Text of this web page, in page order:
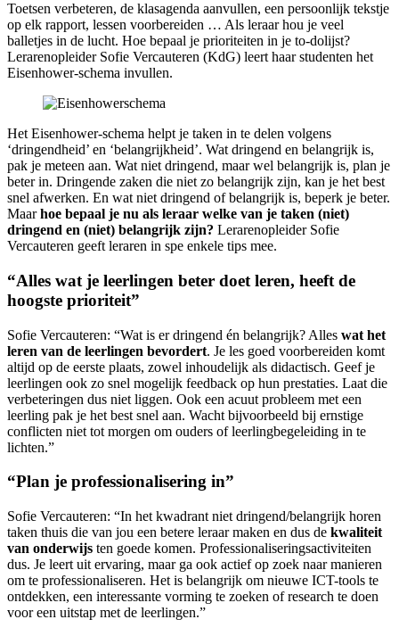
Toetsen verbeteren, de klasagenda aanvullen, een persoonlijk tekstje
op elk rapport, lessen voorbereiden … Als leraar hou je veel
balletjes in de lucht. Hoe bepaal je prioriteiten in je to-dolijst?
Lerarenopleider Sofie Vercauteren (KdG) leert haar studenten het
Eisenhower-schema invullen.
Het Eisenhower-schema helpt je taken in te delen volgens
‘dringendheid’ en ‘belangrijkheid’. Wat dringend en belangrijk is,
pak je meteen aan. Wat niet dringend, maar wel belangrijk is, plan je
beter in. Dringende zaken die niet zo belangrijk zijn, kan je het best
snel afwerken. En wat niet dringend of belangrijk is, beperk je beter.
Maarhoe bepaal je nu als leraar welke van je taken (niet)
dringend en (niet) belangrijk zijn? Lerarenopleider Sofie
Vercauteren geeft leraren in spe enkele tips mee.
“Alles wat je leerlingen beter doet leren, heeft de
hoogste prioriteit”
Sofie Vercauteren: “Wat is er dringend én belangrijk? Alles wat het
leren van de leerlingen bevordert. Je les goed voorbereiden komt
altijd op de eerste plaats, zowel inhoudelijk als didactisch. Geef je
leerlingen ook zo snel mogelijk feedback op hun prestaties. Laat die
verbeteringen dus niet liggen. Ook een acuut probleem met een
leerling pak je het best snel aan. Wacht bijvoorbeeld bij ernstige
conflicten niet tot morgen om ouders of leerlingbegeleiding in te
lichten.”
“Plan je professionalisering in”
Sofie Vercauteren: “In het kwadrant niet dringend/belangrijk horen
taken thuis die van jou een betere leraar maken en dus de kwaliteit
van onderwijs ten goede komen. Professionaliseringsactiviteiten
dus. Je leert uit ervaring, maar ga ook actief op zoek naar manieren
om te professionaliseren. Het is belangrijk om nieuwe ICT-tools te
ontdekken, een interessante vorming te zoeken of research te doen
voor een uitstap met de leerlingen.”